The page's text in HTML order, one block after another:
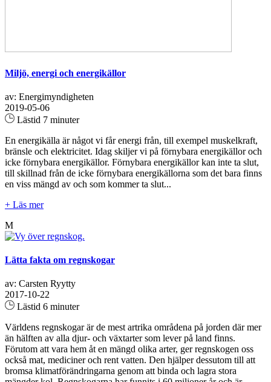
Miljö, energi och energikällor
av: Energimyndigheten
2019-05-06
Lästid 7 minuter
En energikälla är något vi får energi från, till exempel muskelkraft,
bränsle och elektricitet. Idag skiljer vi på förnybara energikällor och
icke förnybara energikällor. Förnybara energikällor kan inte ta slut,
till skillnad från de icke förnybara energikällorna som det bara finns
en viss mängd av och som kommer ta slut...
+ Läs mer
M
Lätta fakta om regnskogar
av: Carsten Ryytty
2017-10-22
Lästid 6 minuter
Världens regnskogar är de mest artrika områdena på jorden där mer
än hälften av alla djur- och växtarter som lever på land finns.
Förutom att vara hem åt en mängd olika arter, ger regnskogen oss
också mat, mediciner och rent vatten. Den hjälper dessutom till att
bromsa klimatförändringarna genom att binda och lagra stora